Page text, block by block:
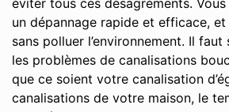
éviter tous ces désagréments.
un dépannage rapide et efficace,
sans polluer l’environnement. Il
les problèmes de canalisations
que ce soient votre canalisation
canalisations de votre maison, le